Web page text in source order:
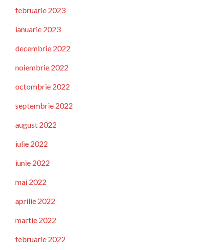
februarie 2023
ianuarie 2023
decembrie 2022
noiembrie 2022
octombrie 2022
septembrie 2022
august 2022
iulie 2022
iunie 2022
mai 2022
aprilie 2022
martie 2022
februarie 2022